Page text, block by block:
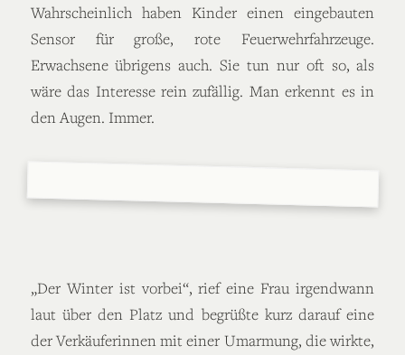
Wahrscheinlich haben Kinder einen eingebauten
Sensor für große, rote Feuerwehrfahrzeuge.
Erwachsene übrigens auch. Sie tun nur oft so, als
wäre das Interesse rein zufällig. Man erkennt es in
den Augen. Immer.
„Der Winter ist vorbei“, rief eine Frau irgendwann
laut über den Platz und begrüßte kurz darauf eine
der Verkäuferinnen mit einer Umarmung, die wirkte,